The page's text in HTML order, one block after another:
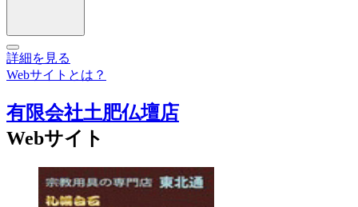
詳細を見る
Webサイトとは？
有限会社土肥仏壇店
Webサイト